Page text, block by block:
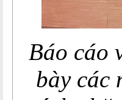
Báo cáo
bày các